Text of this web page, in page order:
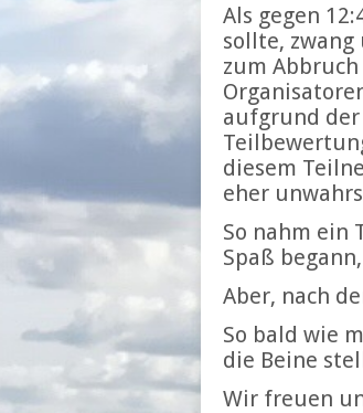
Als gegen
sollte,
zum
aufgrund
diesem
eher
So nahm ein
Spaß
Aber, nach
So bald wie
die Beine
Wir freuen